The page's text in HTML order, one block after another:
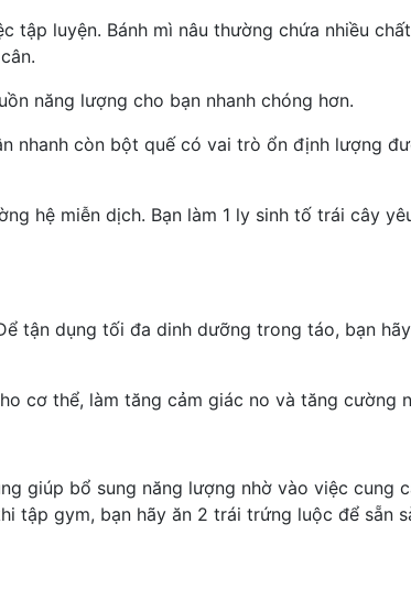
luyện. Bánh mì nâu thường chứa nhiều
.
năng lượng cho bạn nhanh chóng hơn.
nhanh còn bột quế có vai trò ổn định lượng
hệ miễn dịch. Bạn làm 1 ly sinh tố trái cây
tận dụng tối đa dinh dưỡng trong táo, bạn
cơ thể, làm tăng cảm giác no và tăng cường
giúp bổ sung năng lượng nhờ vào việc cung
tập gym, bạn hãy ăn 2 trái trứng luộc để sẵn